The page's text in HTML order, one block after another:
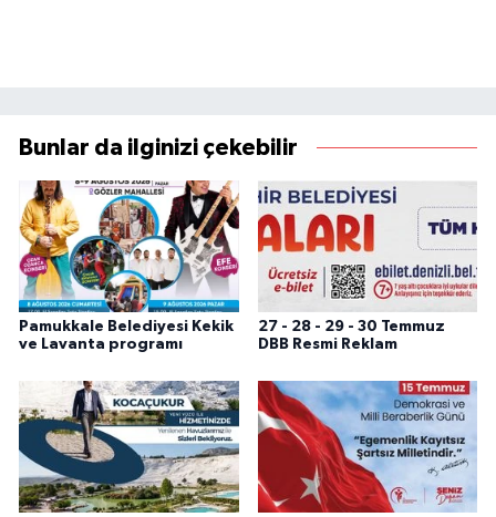
Bunlar da ilginizi çekebilir
Pamukkale Belediyesi Kekik
ve Lavanta programı
27 - 28 - 29 - 30 Temmuz
DBB Resmi Reklam